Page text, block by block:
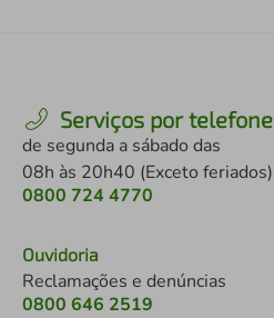
Serviços por telefone
de segunda a sábado das
08h às 20h40 (Exceto feriados)
0800 724 4770
Ouvidoria
Reclamações e denúncias
0800 646 2519